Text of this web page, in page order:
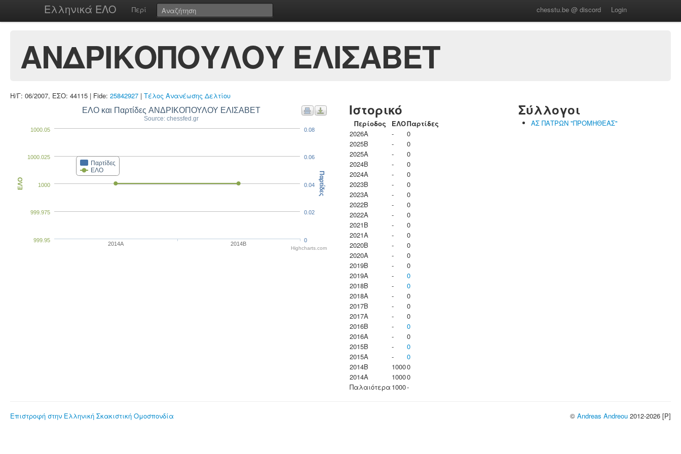
Ελληνικά ΕΛΟ Περί chesstu.be @ discord Login
ΑΝΔΡΙΚΟΠΟΥΛΟΥ ΕΛΙΣΑΒΕΤ
Η/Γ: 06/2007, ΕΣΟ: 44115 | Fide: 25842927 | Τέλος Ανανέωσης Δελτίου
ΕΛΟ και Παρτίδες ΑΝΔΡΙΚΟΠΟΥΛΟΥ ΕΛΙΣΑΒΕΤ
Source: chessfed.gr
Παρτίδες
ΕΛΟ
2014A 2014B
999.95
999.975
1000
1000.025
1000.05
ΕΛΟ
0
0.02
0.04
0.06
0.08
Παρτίδες
Highcharts.com
Ιστορικό
Περίοδος ΕΛΟΠαρτίδες
2026A
-
0
2025B
-
0
2025A
-
0
2024B
-
0
2024A
-
0
2023B
-
0
2023Α
-
0
2022B
-
0
2022A
-
0
2021B
-
0
2021A
-
0
2020B
-
0
2020A
-
0
2019B
-
0
2019A
-
0
2018B
-
0
2018A
-
0
2017B
-
0
2017A
-
0
2016B
-
0
2016A
-
0
2015B
-
0
2015A
-
0
2014B
10000
2014A
10000
Παλαιότερα 1000-
Σύλλογοι
ΑΣ ΠΑΤΡΩΝ "ΠΡΟΜΗΘΕΑΣ"
Επιστροφή στην Ελληνική Σκακιστική Ομοσπονδία © Andreas Andreou 2012-2026 [P]